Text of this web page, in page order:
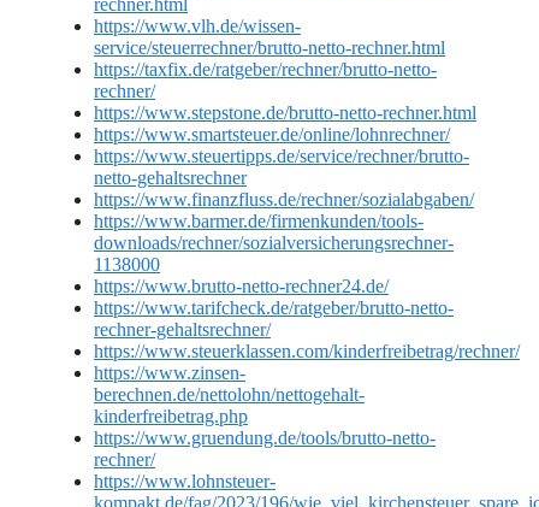
rechner.html
https://www.vlh.de/wissen-
service/steuerrechner/brutto-netto-rechner.html
https://taxfix.de/ratgeber/rechner/brutto-netto-
rechner/
https://www.stepstone.de/brutto-netto-rechner.html
https://www.smartsteuer.de/online/lohnrechner/
https://www.steuertipps.de/service/rechner/brutto-
netto-gehaltsrechner
https://www.finanzfluss.de/rechner/sozialabgaben/
https://www.barmer.de/firmenkunden/tools-
downloads/rechner/sozialversicherungsrechner-
1138000
https://www.brutto-netto-rechner24.de/
https://www.tarifcheck.de/ratgeber/brutto-netto-
rechner-gehaltsrechner/
https://www.steuerklassen.com/kinderfreibetrag/rechner/
https://www.zinsen-
berechnen.de/nettolohn/nettogehalt-
kinderfreibetrag.php
https://www.gruendung.de/tools/brutto-netto-
rechner/
https://www.lohnsteuer-
kompakt.de/fag/2023/196/